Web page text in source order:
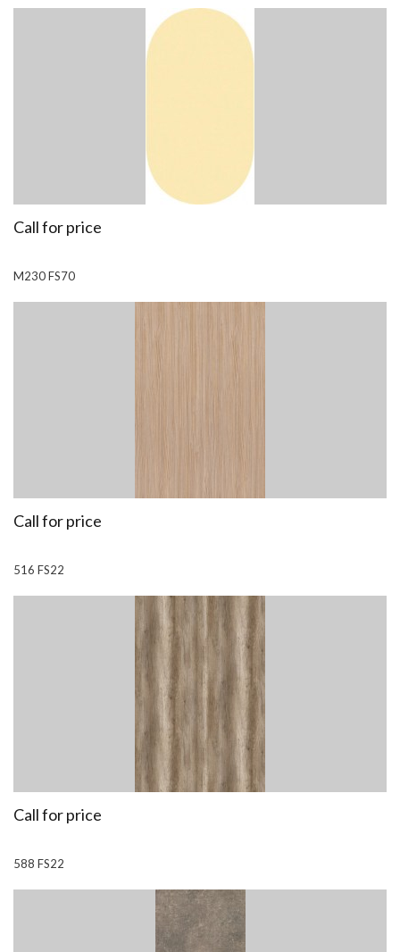
Call for price
M230 FS70
Call for price
516 FS22
Call for price
588 FS22